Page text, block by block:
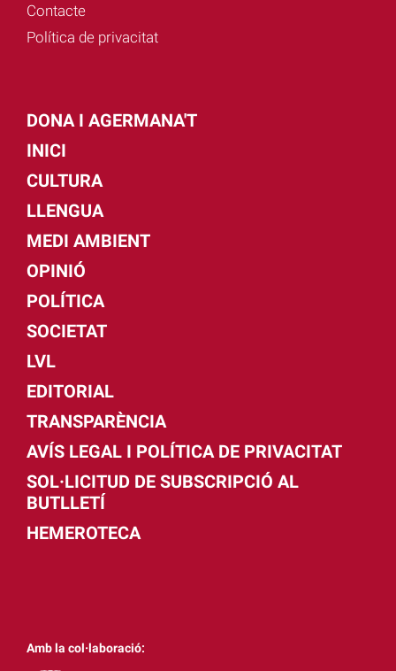
Contacte
Política de privacitat
DONA I AGERMANA'T
INICI
CULTURA
LLENGUA
MEDI AMBIENT
OPINIÓ
POLÍTICA
SOCIETAT
LVL
EDITORIAL
TRANSPARÈNCIA
AVÍS LEGAL I POLÍTICA DE PRIVACITAT
SOL·LICITUD DE SUBSCRIPCIÓ AL
BUTLLETÍ
HEMEROTECA
Amb la col·laboració: